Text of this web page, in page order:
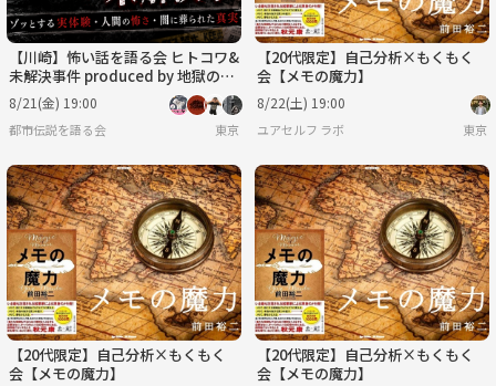
【川崎】怖い話を語る会 ヒトコワ&
未解決事件 produced by 地獄のア
ケミ倶楽部
8/21(金) 19:00
都市伝説を語る会 東京
【20代限定】自己分析×もくもく
会【メモの魔力】
8/22(土) 19:00
ユアセルフ ラボ 東京
【20代限定】自己分析×もくもく
会【メモの魔力】
【20代限定】自己分析×もくもく
会【メモの魔力】